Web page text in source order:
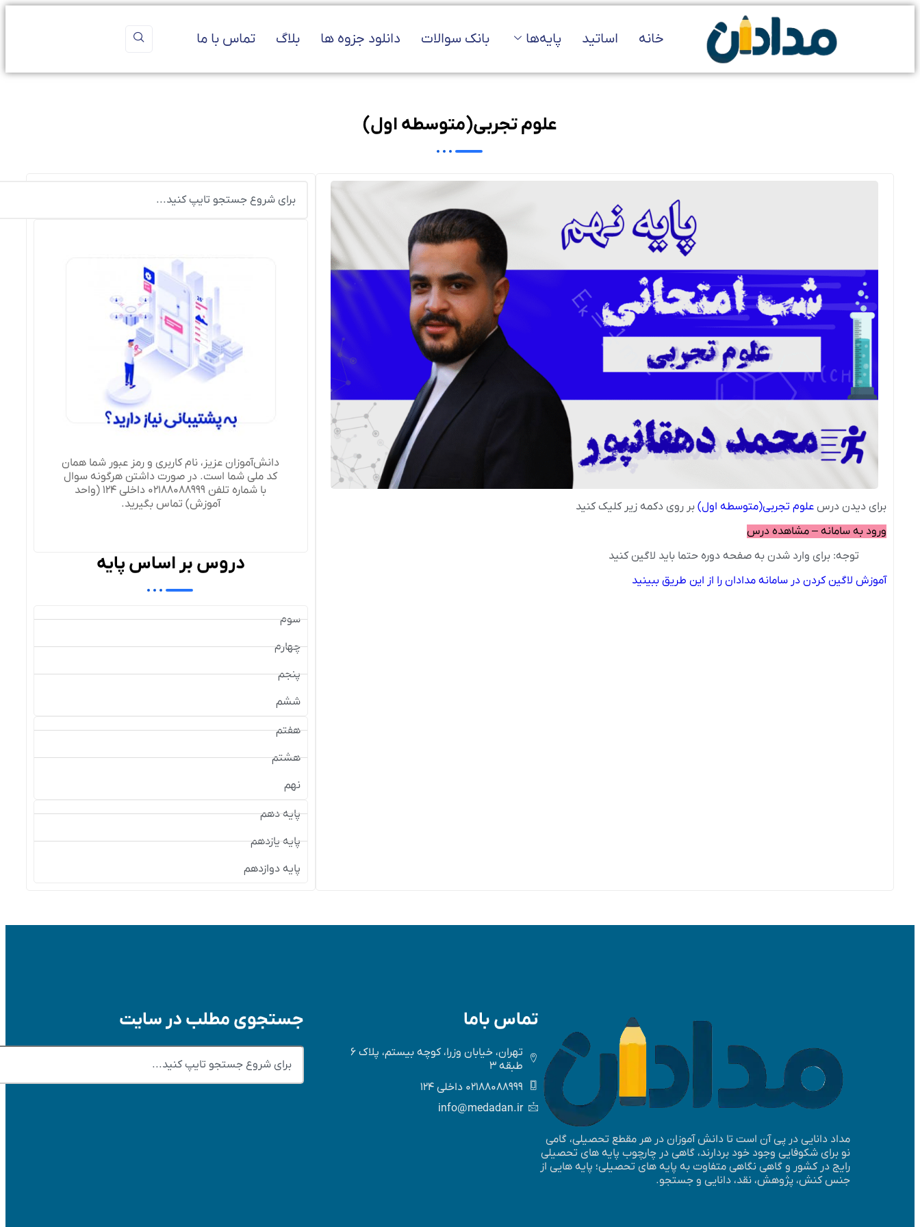
خانه اساتید پایه‌ها بانک سوالات دانلود جزوه ها بلاگ تماس با ما
علوم تجربی(متوسطه اول)
برای دیدن درس علوم تجربی(متوسطه اول) بر روی دکمه زیر کلیک کنید
ورود به سامانه – مشاهده درس
توجه: برای وارد شدن به صفحه دوره حتما باید لاگین کنید
آموزش لاگین کردن در سامانه مدادان را از این طریق ببینید
دانش‌آموزان عزیز، نام کاربری و رمز عبور شما همان
کد ملی شما است. در صورت داشتن هرگونه سوال
با شماره تلفن 02188088999 داخلی 124 (واحد
آموزش) تماس بگیرید.
دروس بر اساس پایه
سوم
چهارم
پنجم
ششم
هفتم
هشتم
نهم
پایه دهم
پایه یازدهم
پایه دوازدهم
مداد دانایی در پی آن است تا دانش آموزان در هر مقطع تحصیلی، گامی
نو برای شکوفایی وجود خود بردارند، گاهی در چارچوب پایه های تحصیلی
رایج در کشور و گاهی نگاهی متفاوت به پایه­ های تحصیلی؛ پایه ­هایی از
جنس کنش، پژوهش، نقد، دانایی و جستجو.
تماس باما
تهران، خیابان وزرا، کوچه بیستم، پلاک 6
طبقه 3
02188088999 داخلی 124
info@medadan.ir
جستجوی مطلب در سایت